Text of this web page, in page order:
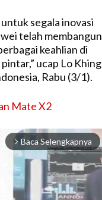
segala inovasi
telah membangun
keahlian di
ucap Lo Khing
Rabu (3/1).
Mate X2
arrow_forward_ios Baca Selengkapnya